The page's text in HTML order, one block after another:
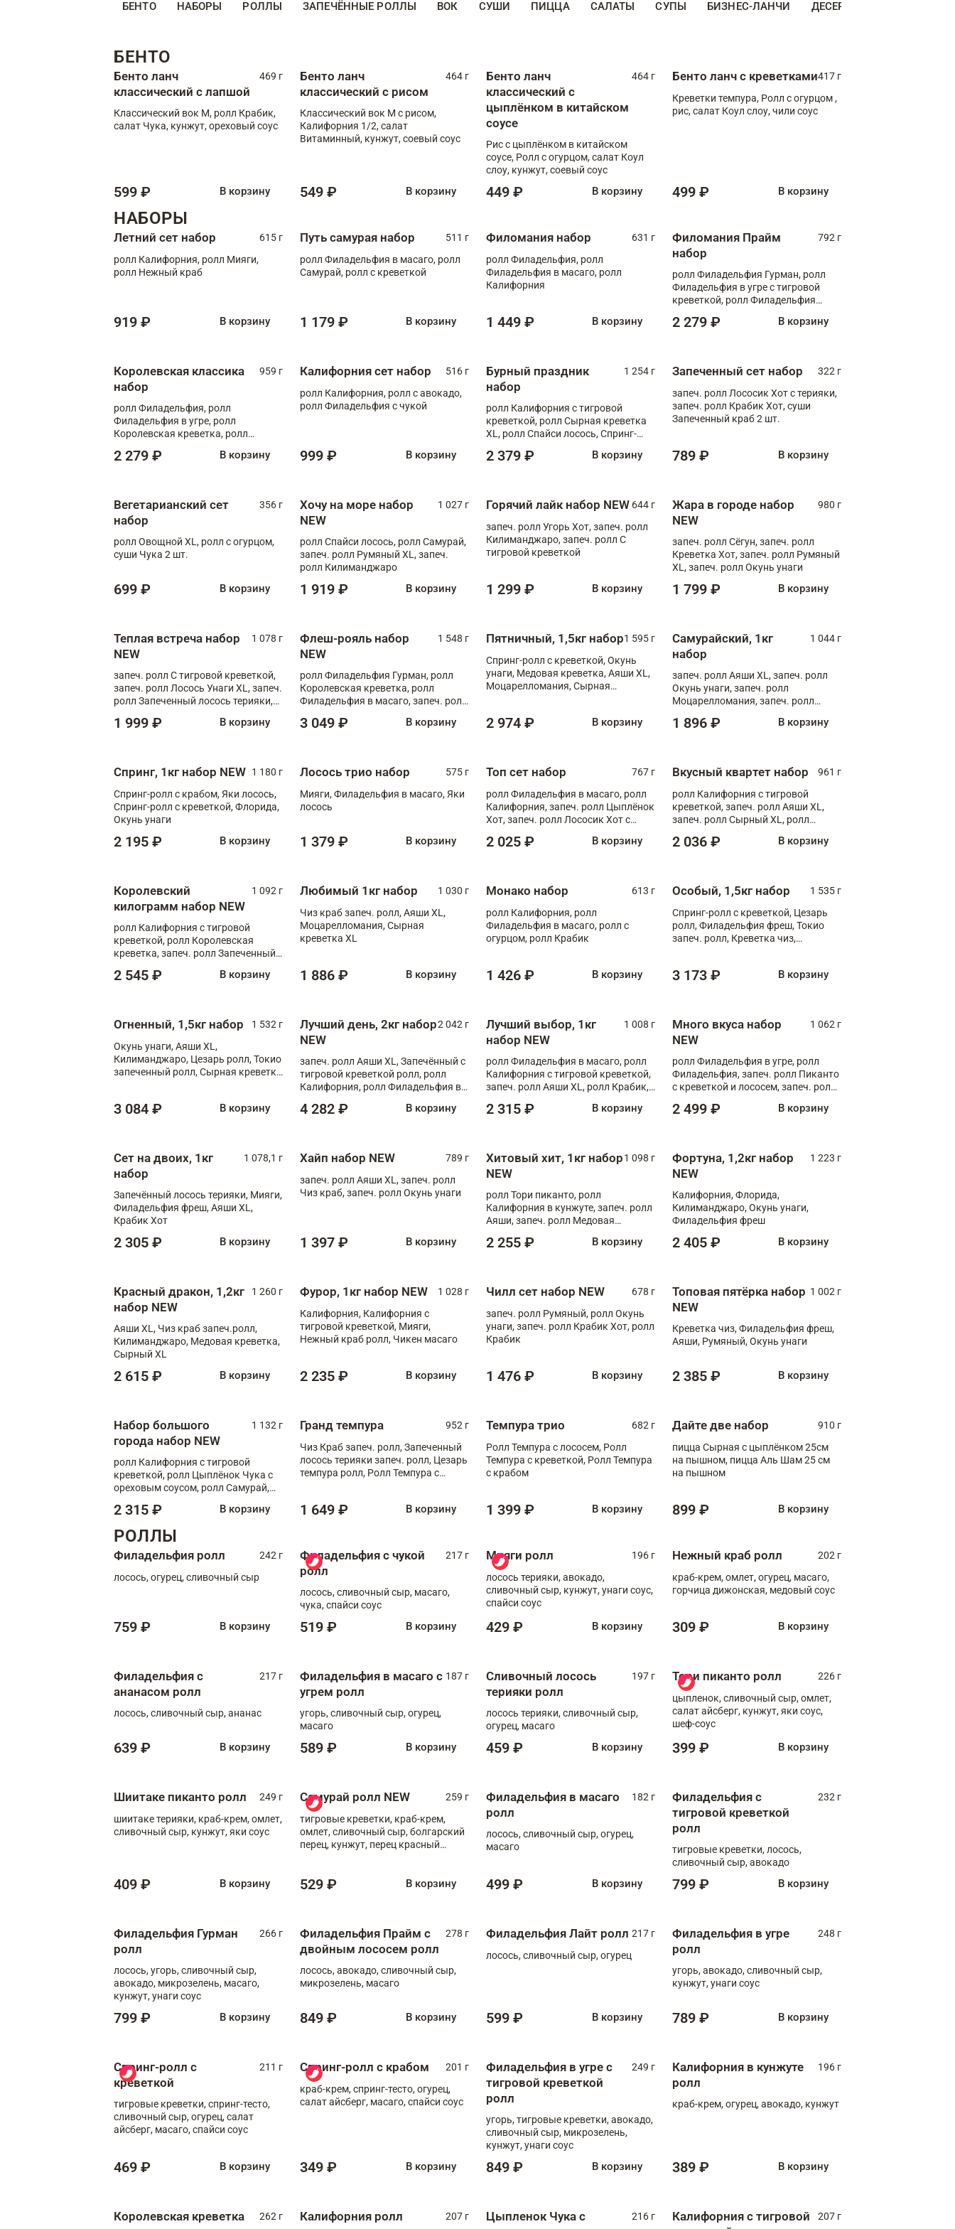
БЕНТО НАБОРЫ РОЛЛЫ ЗАПЕЧЁННЫЕ РОЛЛЫ ВОК СУШИ ПИЦЦА САЛАТЫ СУПЫ БИЗНЕС-ЛАНЧИ ДЕСЕРТЫ
БЕНТО
Бенто ланч
классический с лапшой
469 г
Классический вок М, ролл Крабик,
салат Чука, кунжут, ореховый соус
599 ₽ В корзину
Бенто ланч
классический с рисом
464 г
Классический вок М с рисом,
Калифорния 1/2, салат
Витаминный, кунжут, соевый соус
549 ₽ В корзину
Бенто ланч
классический с
цыплёнком в китайском
соусе
464 г
Рис с цыплёнком в китайском
соусе, Ролл с огурцом, салат Коул
слоу, кунжут, соевый соус
449 ₽ В корзину
Бенто ланч с креветками417 г
Креветки темпура, Ролл с огурцом ,
рис, салат Коул слоу, чили соус
499 ₽ В корзину
НАБОРЫ
Летний сет набор
615 г
ролл Калифорния, ролл Мияги,
ролл Нежный краб
919 ₽ В корзину
Путь самурая набор
511 г
ролл Филадельфия в масаго, ролл
Самурай, ролл с креветкой
1 179 ₽ В корзину
Филомания набор
631 г
ролл Филадельфия, ролл
Филадельфия в масаго, ролл
Калифорния
1 449 ₽ В корзину
Филомания Прайм
набор
792 г
ролл Филадельфия Гурман, ролл
Филадельфия в угре с тигровой
креветкой, ролл Филадельфия
2 279 ₽ В корзину
Королевская классика
набор
959 г
ролл Филадельфия, ролл
Филадельфия в угре, ролл
Королевская креветка, ролл
2 279 ₽ В корзину
Калифорния сет набор
516 г
ролл Калифорния, ролл с авокадо,
ролл Филадельфия с чукой
999 ₽ В корзину
Бурный праздник
набор
1 254 г
ролл Калифорния с тигровой
креветкой, ролл Сырная креветка
XL, ролл Спайси лосось, Спринг-
Медовая креветка
2 379 ₽ В корзину
Запеченный сет набор
322 г
запеч. ролл Лососик Хот с терияки,
запеч. ролл Крабик Хот, суши
Запеченный краб 2 шт.
789 ₽ В корзину
Вегетарианский сет
набор
356 г
ролл Овощной XL, ролл с огурцом,
суши Чука 2 шт.
699 ₽ В корзину
Хочу на море набор
NEW
1 027 г
ролл Спайси лосось, ролл Самурай,
запеч. ролл Румяный XL, запеч.
ролл Килиманджаро
1 919 ₽ В корзину
Горячий лайк набор NEW 644 г
запеч. ролл Угорь Хот, запеч. ролл
Килиманджаро, запеч. ролл С
тигровой креветкой
1 299 ₽ В корзину
Жара в городе набор
NEW
980 г
запеч. ролл Сёгун, запеч. ролл
Креветка Хот, запеч. ролл Румяный
XL, запеч. ролл Окунь унаги
1 799 ₽ В корзину
Теплая встреча набор
NEW
1 078 г
запеч. ролл С тигровой креветкой,
запеч. ролл Лосось Унаги XL, запеч.
ролл Запеченный лосось терияки,
1 999 ₽ В корзину
Флеш-рояль набор
NEW
1 548 г
ролл Филадельфия Гурман, ролл
Королевская креветка, ролл
Филадельфия в масаго, запеч. ролл
Тигровая креветка с моцареллой,
3 049 ₽ В корзину
Пятничный, 1,5кг набор1 595 г
Спринг-ролл с креветкой, Окунь
унаги, Медовая креветка, Аяши XL,
Моцарелломания, Сырная
2 974 ₽ В корзину
Самурайский, 1кг
набор
1 044 г
запеч. ролл Аяши XL, запеч. ролл
Окунь унаги, запеч. ролл
Моцарелломания, запеч. ролл
1 896 ₽ В корзину
Спринг, 1кг набор NEW 1 180 г
Спринг-ролл с крабом, Яки лосось,
Спринг-ролл с креветкой, Флорида,
Окунь унаги
2 195 ₽ В корзину
Лосось трио набор
575 г
Мияги, Филадельфия в масаго, Яки
лосось
1 379 ₽ В корзину
Топ сет набор
767 г
ролл Филадельфия в масаго, ролл
Калифорния, запеч. ролл Цыплёнок
Хот, запеч. ролл Лососик Хот с
2 025 ₽ В корзину
Вкусный квартет набор
961 г
ролл Калифорния с тигровой
креветкой, запеч. ролл Аяши XL,
запеч. ролл Сырный XL, ролл
2 036 ₽ В корзину
Королевский
килограмм набор NEW
1 092 г
ролл Калифорния с тигровой
креветкой, ролл Королевская
креветка, запеч. ролл Запеченный
XL, запеч. ролл Крабик Хот
2 545 ₽ В корзину
Любимый 1кг набор
1 030 г
Чиз краб запеч. ролл, Аяши XL,
Моцарелломания, Сырная
креветка XL
1 886 ₽ В корзину
Монако набор
613 г
ролл Калифорния, ролл
Филадельфия в масаго, ролл с
огурцом, ролл Крабик
1 426 ₽ В корзину
Особый, 1,5кг набор
1 535 г
Спринг-ролл с креветкой, Цезарь
ролл, Филадельфия фреш, Токио
запеч. ролл, Креветка чиз,
3 173 ₽ В корзину
Огненный, 1,5кг набор
1 532 г
Окунь унаги, Аяши XL,
Килиманджаро, Цезарь ролл, Токио
запеченный ролл, Сырная креветка
3 084 ₽ В корзину
Лучший день, 2кг набор
NEW
2 042 г
запеч. ролл Аяши XL, Запечённый с
тигровой креветкой ролл, ролл
Калифорния, ролл Филадельфия в
запеч. ролл Моцарелломания, ролл
4 282 ₽ В корзину
Лучший выбор, 1кг
набор NEW
1 008 г
ролл Филадельфия в масаго, ролл
Калифорния с тигровой креветкой,
запеч. ролл Аяши XL, ролл Крабик,
2 315 ₽ В корзину
Много вкуса набор
NEW
1 062 г
ролл Филадельфия в угре, ролл
Филадельфия, запеч. ролл Пиканто
с креветкой и лососем, запеч. ролл
2 499 ₽ В корзину
Сет на двоих, 1кг
набор
1 078,1 г
Запечённый лосось терияки, Мияги,
Филадельфия фреш, Аяши XL,
Крабик Хот
2 305 ₽ В корзину
Хайп набор NEW
789 г
запеч. ролл Аяши XL, запеч. ролл
Чиз краб, запеч. ролл Окунь унаги
1 397 ₽ В корзину
Хитовый хит, 1кг набор
NEW
1 098 г
ролл Тори пиканто, ролл
Калифорния в кунжуте, запеч. ролл
Аяши, запеч. ролл Медовая
чукой
2 255 ₽ В корзину
Фортуна, 1,2кг набор
NEW
1 223 г
Калифорния, Флорида,
Килиманджаро, Окунь унаги,
Филадельфия фреш
2 405 ₽ В корзину
Красный дракон, 1,2кг
набор NEW
1 260 г
Аяши XL, Чиз краб запеч.ролл,
Килиманджаро, Медовая креветка,
Сырный XL
2 615 ₽ В корзину
Фурор, 1кг набор NEW
1 028 г
Калифорния, Калифорния с
тигровой креветкой, Мияги,
Нежный краб ролл, Чикен масаго
2 235 ₽ В корзину
Чилл сет набор NEW
678 г
запеч. ролл Румяный, ролл Окунь
унаги, запеч. ролл Крабик Хот, ролл
Крабик
1 476 ₽ В корзину
Топовая пятёрка набор
NEW
1 002 г
Креветка чиз, Филадельфия фреш,
Аяши, Румяный, Окунь унаги
2 385 ₽ В корзину
Набор большого
города набор NEW
1 132 г
ролл Калифорния с тигровой
креветкой, ролл Цыплёнок Чука с
ореховым соусом, ролл Самурай,
ролл с крабом
2 315 ₽ В корзину
Гранд темпура
952 г
Чиз Краб запеч. ролл, Запеченный
лосось терияки запеч. ролл, Цезарь
темпура ролл, Ролл Темпура с
1 649 ₽ В корзину
Темпура трио
682 г
Ролл Темпура с лососем, Ролл
Темпура с креветкой, Ролл Темпура
с крабом
1 399 ₽ В корзину
Дайте две набор
910 г
пицца Сырная с цыплёнком 25см
на пышном, пицца Аль Шам 25 см
на пышном
899 ₽ В корзину
РОЛЛЫ
Филадельфия ролл
242 г
лосось, огурец, сливочный сыр
759 ₽ В корзину
Филадельфия с чукой
ролл
217 г
лосось, сливочный сыр, масаго,
чука, спайси соус
519 ₽ В корзину
Мияги ролл
196 г
лосось терияки, авокадо,
сливочный сыр, кунжут, унаги соус,
спайси соус
429 ₽ В корзину
Нежный краб ролл
202 г
краб-крем, омлет, огурец, масаго,
горчица дижонская, медовый соус
309 ₽ В корзину
Филадельфия с
ананасом ролл
217 г
лосось, сливочный сыр, ананас
639 ₽ В корзину
Филадельфия в масаго с
угрем ролл
187 г
угорь, сливочный сыр, огурец,
масаго
589 ₽ В корзину
Сливочный лосось
терияки ролл
197 г
лосось терияки, сливочный сыр,
огурец, масаго
459 ₽ В корзину
Тори пиканто ролл
226 г
цыпленок, сливочный сыр, омлет,
салат айсберг, кунжут, яки соус,
шеф-соус
399 ₽ В корзину
Шиитаке пиканто ролл
249 г
шиитаке терияки, краб-крем, омлет,
сливочный сыр, кунжут, яки соус
409 ₽ В корзину
Самурай ролл NEW
259 г
тигровые креветки, краб-крем,
омлет, сливочный сыр, болгарский
перец, кунжут, перец красный
529 ₽ В корзину
Филадельфия в масаго
ролл
182 г
лосось, сливочный сыр, огурец,
масаго
499 ₽ В корзину
Филадельфия с
тигровой креветкой
ролл
232 г
тигровые креветки, лосось,
сливочный сыр, авокадо
799 ₽ В корзину
Филадельфия Гурман
ролл
266 г
лосось, угорь, сливочный сыр,
авокадо, микрозелень, масаго,
кунжут, унаги соус
799 ₽ В корзину
Филадельфия Прайм с
двойным лососем ролл
278 г
лосось, авокадо, сливочный сыр,
микрозелень, масаго
849 ₽ В корзину
Филадельфия Лайт ролл 217 г
лосось, сливочный сыр, огурец
599 ₽ В корзину
Филадельфия в угре
ролл
248 г
угорь, авокадо, сливочный сыр,
кунжут, унаги соус
789 ₽ В корзину
Спринг-ролл с
креветкой
211 г
тигровые креветки, спринг-тесто,
сливочный сыр, огурец, салат
айсберг, масаго, спайси соус
469 ₽ В корзину
Спринг-ролл с крабом
201 г
краб-крем, спринг-тесто, огурец,
салат айсберг, масаго, спайси соус
349 ₽ В корзину
Филадельфия в угре с
тигровой креветкой
ролл
249 г
угорь, тигровые креветки, авокадо,
сливочный сыр, микрозелень,
кунжут, унаги соус
849 ₽ В корзину
Калифорния в кунжуте
ролл
196 г
краб-крем, огурец, авокадо, кунжут
389 ₽ В корзину
Королевская креветка
262 г Калифорния ролл 207 г
Цыпленок Чука с
216 г
Калифорния с тигровой
207 г